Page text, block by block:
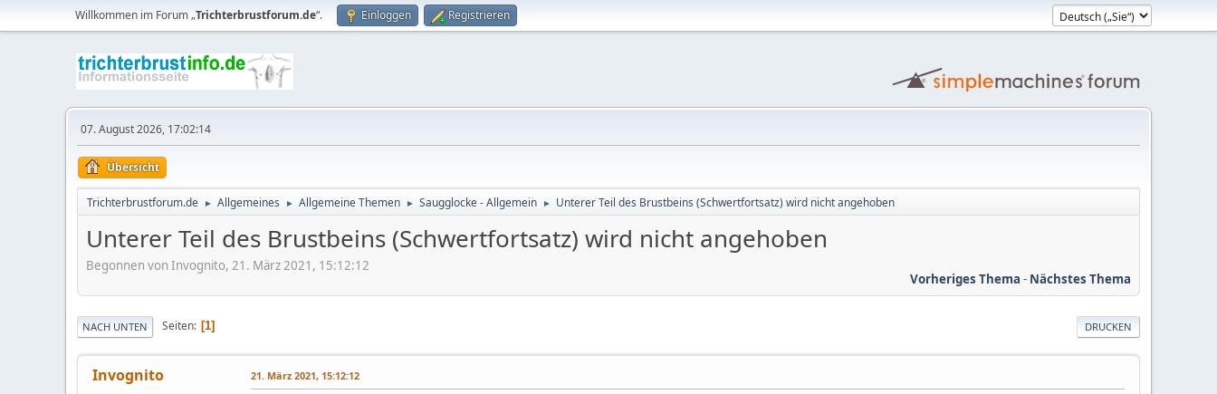
Willkommen im Forum „Trichterbrustforum.de“. Einloggen Registrieren
07. August 2026, 17:02:14
Übersicht
Trichterbrustforum.de ► Allgemeines ► Allgemeine Themen ► Saugglocke - Allgemein ► Unterer Teil des Brustbeins (Schwertfortsatz) wird nicht angehoben
Unterer Teil des Brustbeins (Schwertfortsatz) wird nicht angehoben
Begonnen von Invognito, 21. März 2021, 15:12:12
Vorheriges Thema - Nächstes Thema
DRUCKEN
NACH UNTEN Seiten 1
Invognito 21. März 2021, 15:12:12